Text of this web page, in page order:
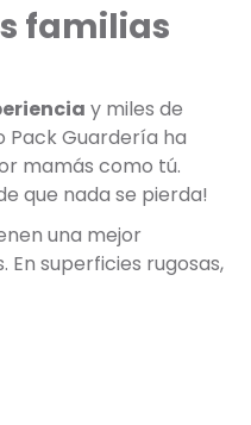
familias
y miles de
Pack Guardería ha
mamás como tú.
que nada se pierda!
una mejor
En superficies rugosas,